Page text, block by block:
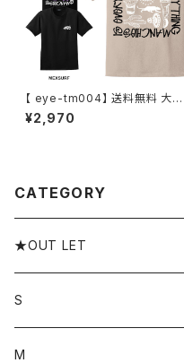
【 eye-tm004】 送料無料 大き
いサイズ メンズ Tシャツ 半袖 3
L 4L Tシャツ 5L LL XL XXL X
ット サンド ブラック 黒
¥2,970
CATEGORY
★OUT LET
S
M